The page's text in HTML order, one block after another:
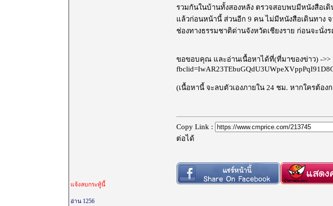
รวมกันในบ้านทั้งสองหลัง ตรวจสอบพบมีหนังสือเ
แล้วก่อนหน้านี้ ส่วนอีก 9 คน ไม่มีหนังสือเดินทาง
ช่องทางธรรมชาติด่านจังหวัดเชียงราย ก่อนจะนั่งร
ขอขอบคุณ และอ่านเนื้อหาได้ที่(ที่มาของข่าว) ->>
(เนื้อหานี้ จะลบตัวเองภายใน 24 ชม. หากใครต้อ
Copy Link :
ต่อได้
แจ้งลบกระทู้นี้
อ่าน 1256